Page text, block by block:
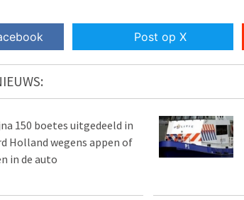
Post op X
150 boetes uitgedeeld in
Holland wegens appen of
in de auto